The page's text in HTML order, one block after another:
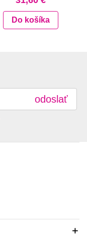
Do košíka
odoslať